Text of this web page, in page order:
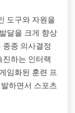
도구와 자원을
달을 크게 향상
종 의사결정
하는 인터랙
임화된 훈련 프
하면서 스포츠